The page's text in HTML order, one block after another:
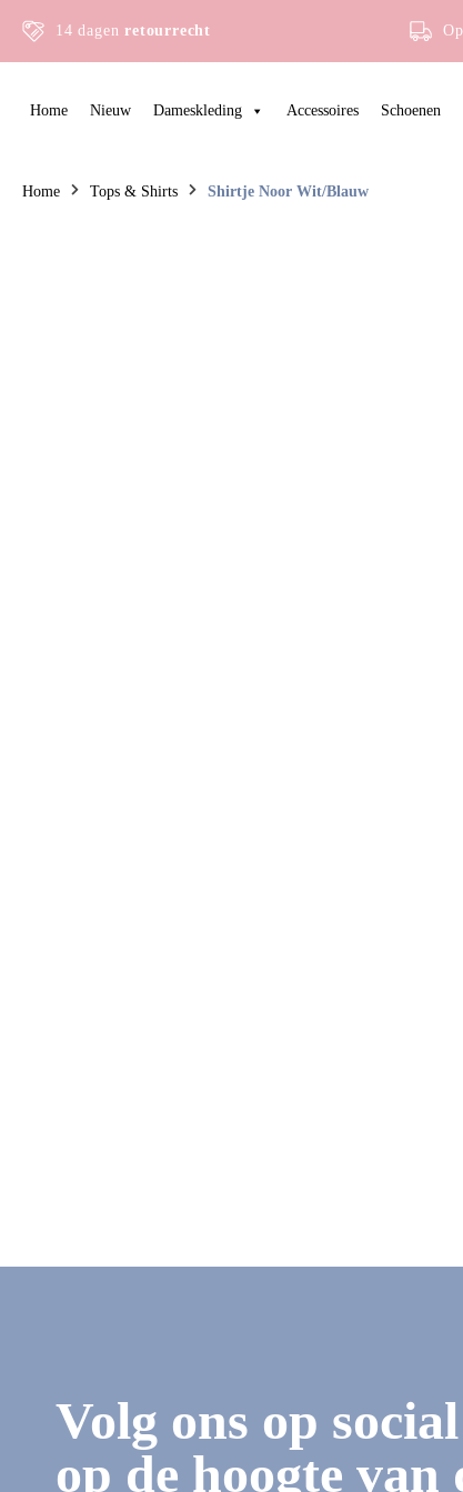
14 dagenretourrecht
Home Nieuw Dameskleding Accessoires Schoenen
Home Tops & Shirts Shirtje Noor Wit/blauw
Volg ons op
op de hoogte van